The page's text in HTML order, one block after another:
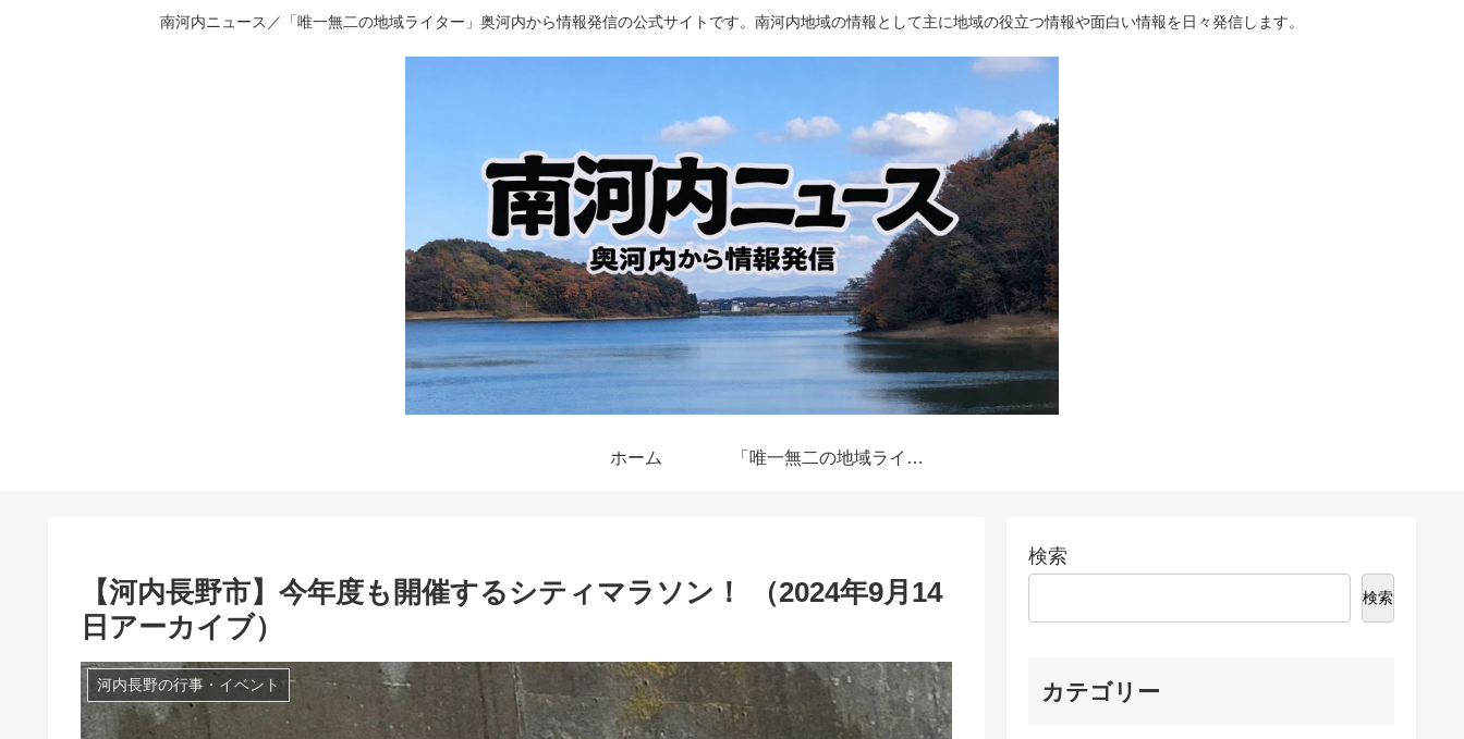
南河内ニュース／「唯一無二の地域ライター」奥河内から情報発信の公式サイトです。南河内地域の情報として主に地域の役立つ情報や面白い情報を日々発信します。
ホーム 「唯一無二の地域ライター」奥河内から情報発信とは
【河内長野市】今年度も開催するシティマラソン！ （2024年9月14
日アーカイブ）
河内長野の行事・イベント
検索
検索
カテゴリー